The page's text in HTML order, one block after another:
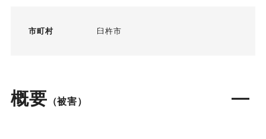
市町村 臼杵市
概要 （被害）